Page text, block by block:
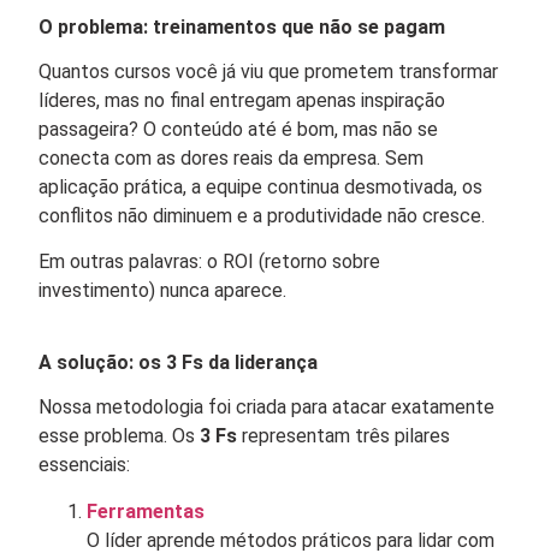
O problema: treinamentos que não se pagam
Quantos cursos você já viu que prometem transformar
líderes, mas no final entregam apenas inspiração
passageira? O conteúdo até é bom, mas não se
conecta com as dores reais da empresa. Sem
aplicação prática, a equipe continua desmotivada, os
conflitos não diminuem e a produtividade não cresce.
Em outras palavras: o ROI (retorno sobre
investimento) nunca aparece.
A solução: os 3 Fs da liderança
Nossa metodologia foi criada para atacar exatamente
esse problema. Os 3 Fs representam três pilares
essenciais:
Ferramentas
O líder aprende métodos práticos para lidar com